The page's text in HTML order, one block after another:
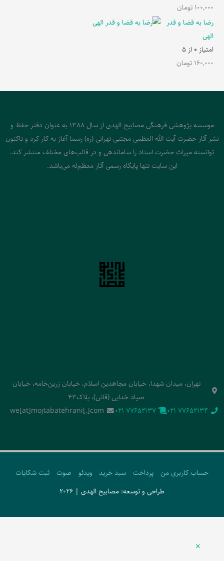
100,000 تومان
رضا به قضا و قدر
الهی
امتیاز 0 از 5
160,000 تومان
موسسه پژوهشی فرهنگی مصابیح الهدی از سال 1388 به عنوان دفتر حفظ و
نشر آثار حضرت آیت الله العظمی مجتبی تهرانی (ره) رسما آغاز به کار کرد و تاکنون
توانسته میراث حضرت استاد را ساماندهی و در قالب‌های مختلف منتشر کند.
این سایت تنها پایگاه رسمی آثار معظم‌له می‌باشد.
تهران، میدان شهدا، خیابان مجاهدین اسلام، خیابان زرین‌خامه، خیابان
صیاد خدایی (قائن)، پلاک43
‭021 77652134‬
‭021 77652137‬
we[at]mojtabatehrani[.]com
حساب کاربری من پرداخت سبد خرید ویدئو صوت
ثبت شکایات
طراحی و توسعه: مصابیح الهدی | 2026